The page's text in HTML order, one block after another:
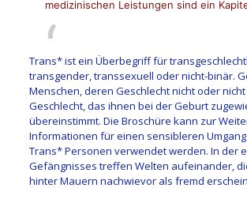
medizinischen Leistungen sind ein
Trans* ist ein Überbegriff für
transgender, transsexuell oder nicht-binär.
Menschen, deren Geschlecht nicht oder
Geschlecht, das ihnen bei der Geburt
übereinstimmt. Die Broschüre kann zur
Informationen für einen sensibleren
Trans* Personen verwendet werden. In der
Gefängnisses treffen Welten aufeinander,
hinter Mauern nachwievor als fremd